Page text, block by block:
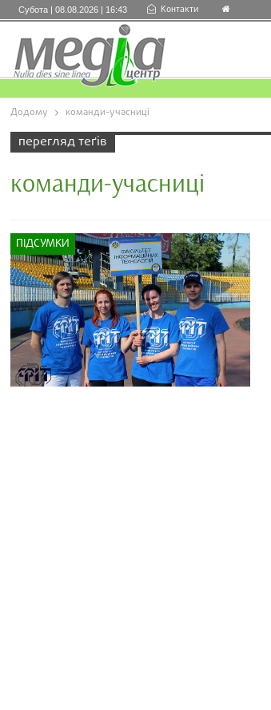
Субота | 08.08.2026 | 16:43 Контакти
Додому команди-учасниці
перегляд теґів
команди-учасниці
ПІДСУМКИ